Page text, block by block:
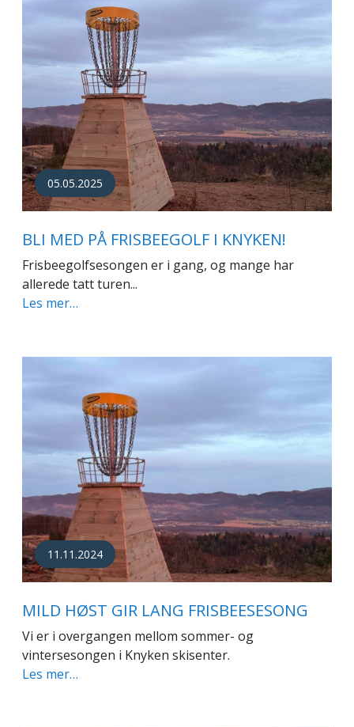
05.05.2025
BLI MED PÅ FRISBEEGOLF I KNYKEN!
Frisbeegolfsesongen er i gang, og mange har
allerede tatt turen...
Les mer…
11.11.2024
MILD HØST GIR LANG FRISBEESESONG
Vi er i overgangen mellom sommer- og
vintersesongen i Knyken skisenter.
Les mer…